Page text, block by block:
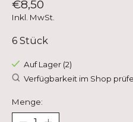
€8,50
Inkl. MwSt.
6 Stück
Auf Lager (2)
Verfügbarkeit im Shop
Menge: